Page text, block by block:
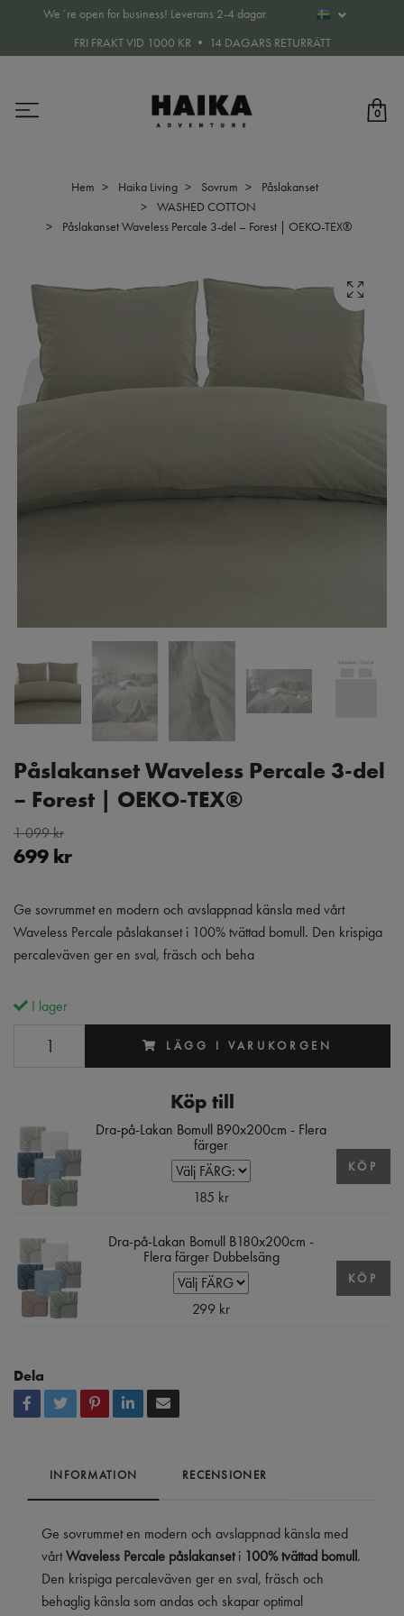
We´re open for business! Leverans 2-4 dagar.
FRI FRAKT VID 1000 KR • 14 DAGARS RETURRÄTT
0
Hem Haika Living Sovrum
Påslakanset
WASHED COTTON
Påslakanset Waveless Percale 3-del – Forest | OEKO-TEX®
Påslakanset Waveless Percale 3-del
– Forest | OEKO-TEX®
1 099 kr
699 kr
Ge sovrummet en modern och avslappnad känsla med vårt
Waveless Percale påslakanset i 100% tvättad bomull. Den krispiga
percaleväven ger en sval, fräsch och beha
I lager
LÄGG I VARUKORGEN
Köp till
Dra-på-Lakan Bomull B90x200cm - Flera
färger
185 kr
KÖP
Dra-på-Lakan Bomull B180x200cm -
Flera färger Dubbelsäng
299 kr
KÖP
Dela
INFORMATION RECENSIONER
Ge sovrummet en modern och avslappnad känsla med
vårtWaveless Percale påslakanseti 100% tvättad bomull.
Den krispiga percaleväven ger en sval, fräsch och
behaglig känsla som andas och skapar optimal